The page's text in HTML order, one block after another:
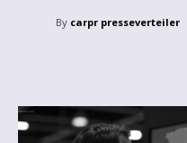
By carpr presseverteiler